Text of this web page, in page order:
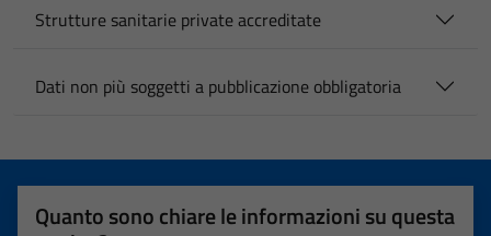
Strutture sanitarie private accreditate
Dati non più soggetti a pubblicazione obbligatoria
Quanto sono chiare le informazioni su questa